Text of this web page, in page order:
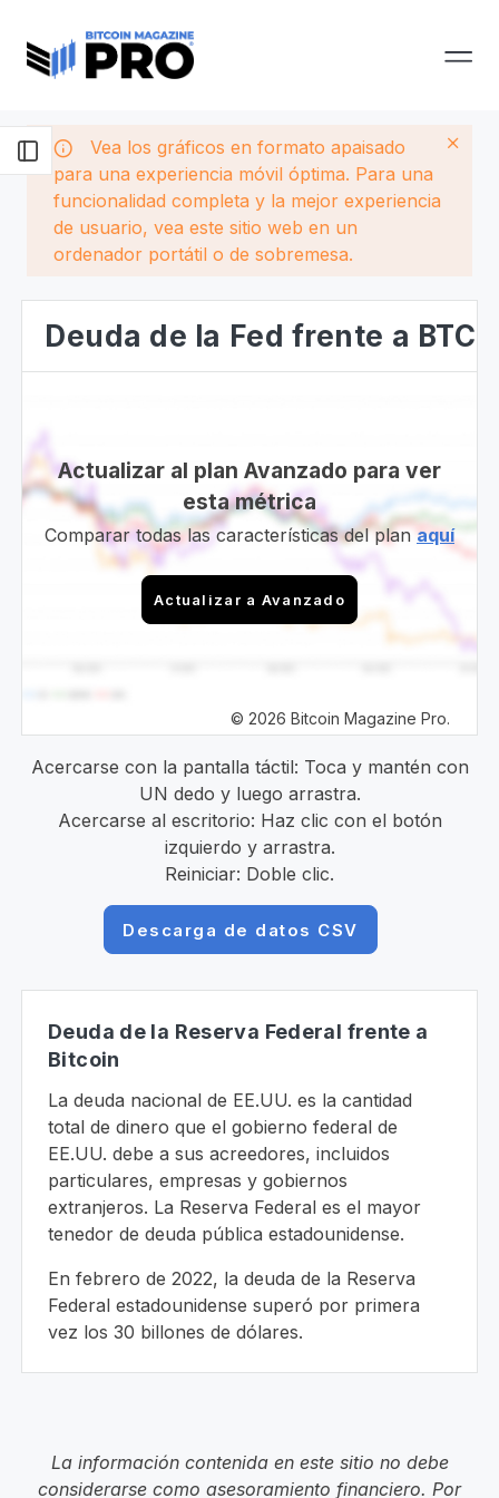
Vea los gráficos en formato apaisado
para una experiencia móvil óptima. Para una
funcionalidad completa y la mejor experiencia
de usuario, vea este sitio web en un
ordenador portátil o de sobremesa.
Deuda de la Fed frente a BTC
Actualizar al plan Avanzado para ver
esta métrica
Comparar todas las características del planaquí
Actualizar a Avanzado
© 2026 Bitcoin Magazine Pro.
Acercarse con la pantalla táctil: Toca y mantén con
UN dedo y luego arrastra.
Acercarse al escritorio: Haz clic con el botón
izquierdo y arrastra.
Reiniciar: Doble clic.
Descarga de datos CSV
Deuda de la Reserva Federal frente a
Bitcoin
La deuda nacional de EE.UU. es la cantidad
total de dinero que el gobierno federal de
EE.UU. debe a sus acreedores, incluidos
particulares, empresas y gobiernos
extranjeros. La Reserva Federal es el mayor
tenedor de deuda pública estadounidense.
En febrero de 2022, la deuda de la Reserva
Federal estadounidense superó por primera
vez los 30 billones de dólares.
La información contenida en este sitio no debe
considerarse como asesoramiento financiero. Por